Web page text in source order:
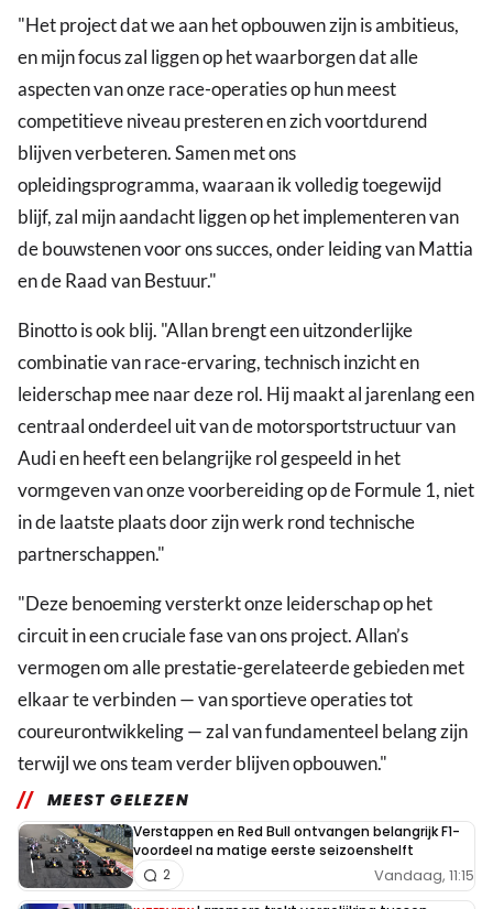
"Het project dat we aan het opbouwen zijn is ambitieus,
en mijn focus zal liggen op het waarborgen dat alle
aspecten van onze race-operaties op hun meest
competitieve niveau presteren en zich voortdurend
blijven verbeteren. Samen met ons
opleidingsprogramma, waaraan ik volledig toegewijd
blijf, zal mijn aandacht liggen op het implementeren van
de bouwstenen voor ons succes, onder leiding van Mattia
en de Raad van Bestuur."
Binotto is ook blij. "Allan brengt een uitzonderlijke
combinatie van race-ervaring, technisch inzicht en
leiderschap mee naar deze rol. Hij maakt al jarenlang een
centraal onderdeel uit van de motorsportstructuur van
Audi en heeft een belangrijke rol gespeeld in het
vormgeven van onze voorbereiding op de Formule 1, niet
in de laatste plaats door zijn werk rond technische
partnerschappen."
"Deze benoeming versterkt onze leiderschap op het
circuit in een cruciale fase van ons project. Allan’s
vermogen om alle prestatie-gerelateerde gebieden met
elkaar te verbinden — van sportieve operaties tot
coureurontwikkeling — zal van fundamenteel belang zijn
terwijl we ons team verder blijven opbouwen."
MEEST GELEZEN
Verstappen en Red Bull ontvangen belangrijk F1-
voordeel na matige eerste seizoenshelft
Vandaag, 11:15
2